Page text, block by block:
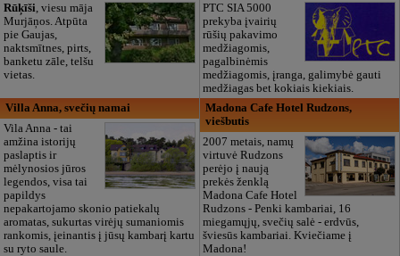
Rūķīši , viesu māja
Murjāņos. Atpūta
pie Gaujas,
naktsmītnes, pirts,
banketu zāle, telšu
vietas.
PTC SIA 5000
prekyba įvairių
rūšių pakavimo
medžiagomis,
pagalbinėmis
medžiagomis, įranga, galimybė gauti
medžiagas bet kokiais kiekiais.
Villa Anna, svečių namai
Vila Anna - tai
amžina istorijų
paslaptis ir
mėlynosios jūros
legendos, visa tai
papildys
nepakartojamo skonio patiekalų
aromatas, sukurtas virėjų sumaniomis
rankomis, įeinantis į jūsų kambarį kartu
su ryto saule.
Madona Cafe Hotel Rudzons,
viešbutis
2007 metais, namų
virtuvė Rudzons
perėjo į naują
prekės ženklą
Madona Cafe Hotel
Rudzons - Penki kambariai, 16
miegamųjų, svečių salė - erdvūs,
šviesūs kambariai. Kviečiame į
Madona!